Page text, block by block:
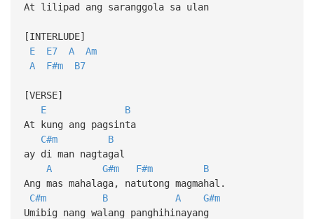
At lilipad ang saranggola sa ulan
[INTERLUDE]
E
E7 A
Am
A
F#m B7
[VERSE]
E
B
At kung ang pagsinta
C#m
B
ay di man nagtagal
A
G#m F#m
B
Ang mas mahalaga, natutong magmahal.
C#m
B A
G#m
Umibig nang walang panghihinayang